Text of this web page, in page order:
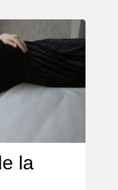
la